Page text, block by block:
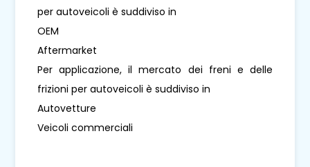
per autoveicoli è suddiviso in
OEM
Aftermarket
Per applicazione, il mercato dei freni e delle
frizioni per autoveicoli è suddiviso in
Autovetture
Veicoli commerciali